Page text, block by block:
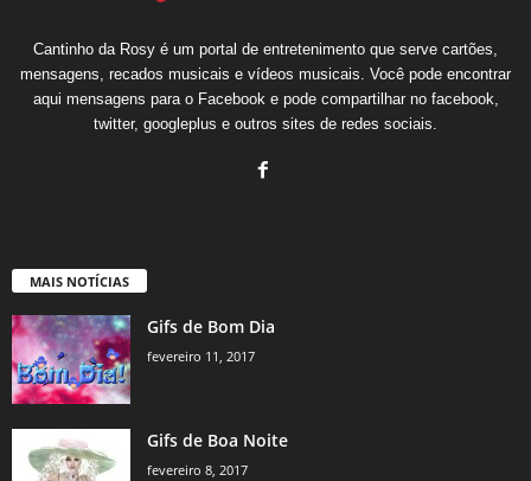
Cantinho da Rosy é um portal de entretenimento que serve cartões,
mensagens, recados musicais e vídeos musicais. Você pode encontrar
aqui mensagens para o Facebook e pode compartilhar no facebook,
twitter, googleplus e outros sites de redes sociais.
MAIS NOTÍCIAS
Gifs de Bom Dia
fevereiro 11, 2017
Gifs de Boa Noite
fevereiro 8, 2017